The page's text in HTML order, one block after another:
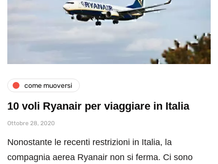
come muoversi
10 voli Ryanair per viaggiare in Italia
Ottobre 28, 2020
Nonostante le recenti restrizioni in Italia, la
compagnia aerea Ryanair non si ferma. Ci sono